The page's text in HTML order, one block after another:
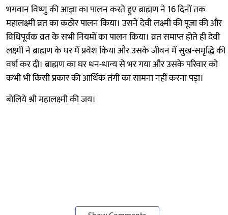
भगवान विष्णु की आज्ञा का पालन करते हुए ब्राह्मण ने 16 दिनों तक
महालक्ष्मी व्रत का कठोर पालन किया। उसने देवी लक्ष्मी की पूजा की और
विधिपूर्वक व्रत के सभी नियमों का पालन किया। व्रत समाप्त होते ही देवी
लक्ष्मी ने ब्राह्मण के घर में प्रवेश किया और उसके जीवन में सुख-समृद्धि की
वर्षा कर दी। ब्राह्मण का घर धन-धान्य से भर गया और उसके परिवार को
कभी भी किसी प्रकार की आर्थिक तंगी का सामना नहीं करना पड़ा।
बोलिये श्री महालक्ष्मी की जय।